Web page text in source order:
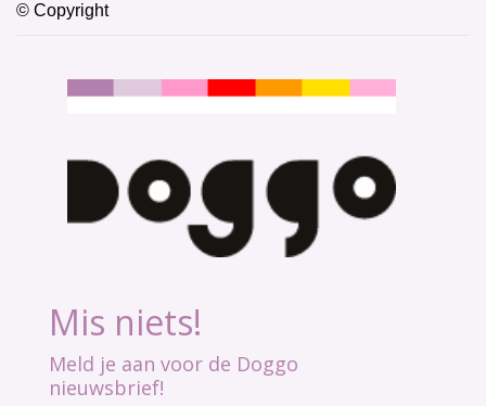
© Copyright
Mis niets!
Meld je aan voor de Doggo
nieuwsbrief!